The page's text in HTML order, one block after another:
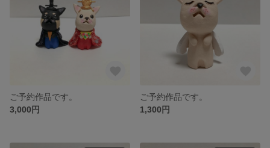
ご予約作品です。
3,000円
ご予約作品です。
1,300円